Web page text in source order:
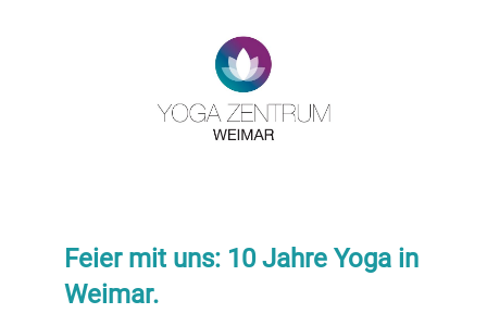
Feier mit uns: 10 Jahre Yoga in
Weimar.